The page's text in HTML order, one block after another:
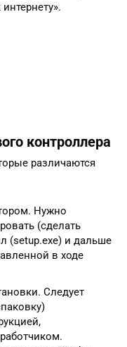
контроллера
различаются
Нужно
(сделать
(setup.exe) и дальше
в ходе
Следует